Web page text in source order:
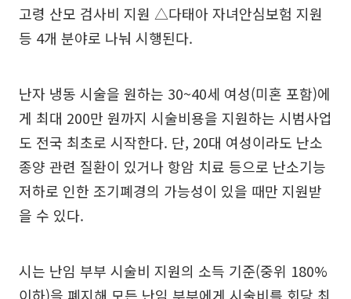
고령 산모 검사비 지원 △다태아 자녀안심보험 지원
등 4개 분야로 나눠 시행된다.
난자 냉동 시술을 원하는 30~40세 여성(미혼 포함)에
게 최대 200만 원까지 시술비용을 지원하는 시범사업
도 전국 최초로 시작한다. 단, 20대 여성이라도 난소
종양 관련 질환이 있거나 항암 치료 등으로 난소기능
저하로 인한 조기폐경의 가능성이 있을 때만 지원받
을 수 있다.
시는 난임 부부 시술비 지원의 소득 기준(중위 180%
이하)을 폐지해 모든 난임 부부에게 시술비를 회당 최